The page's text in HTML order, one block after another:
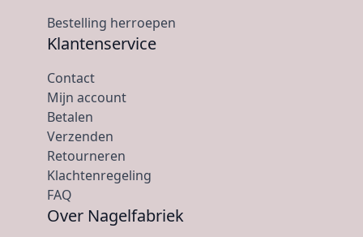
Bestelling herroepen
Klantenservice
Contact
Mijn account
Betalen
Verzenden
Retourneren
Klachtenregeling
FAQ
Over Nagelfabriek